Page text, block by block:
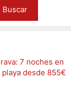
Buscar
7 noches en
desde 855€